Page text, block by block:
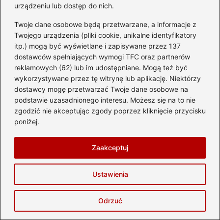
urządzeniu lub dostęp do nich.
Twoje dane osobowe będą przetwarzane, a informacje z
Twojego urządzenia (pliki cookie, unikalne identyfikatory
itp.) mogą być wyświetlane i zapisywane przez 137
dostawców spełniających wymogi TFC oraz partnerów
reklamowych (62) lub im udostępniane. Mogą też być
wykorzystywane przez tę witrynę lub aplikację. Niektórzy
dostawcy mogę przetwarzać Twoje dane osobowe na
podstawie uzasadnionego interesu. Możesz się na to nie
zgodzić nie akceptując zgody poprzez kliknięcie przycisku
poniżej.
Ustawienia
Odrzuć
Zaakceptuj
najszybsze trasy i praktyczne wskazówki
2026-08-03
Korfu: kiedy najlepiej jechać — pogoda,
tłumy i ceny